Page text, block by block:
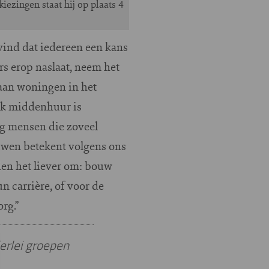
staat hij op plaats 4
dat iedereen een kans
erop naslaat, neem het
woningen in het
middenhuur is
mensen die zoveel
betekent volgens ons
het liever om: bouw
carrière, of voor de
groepen